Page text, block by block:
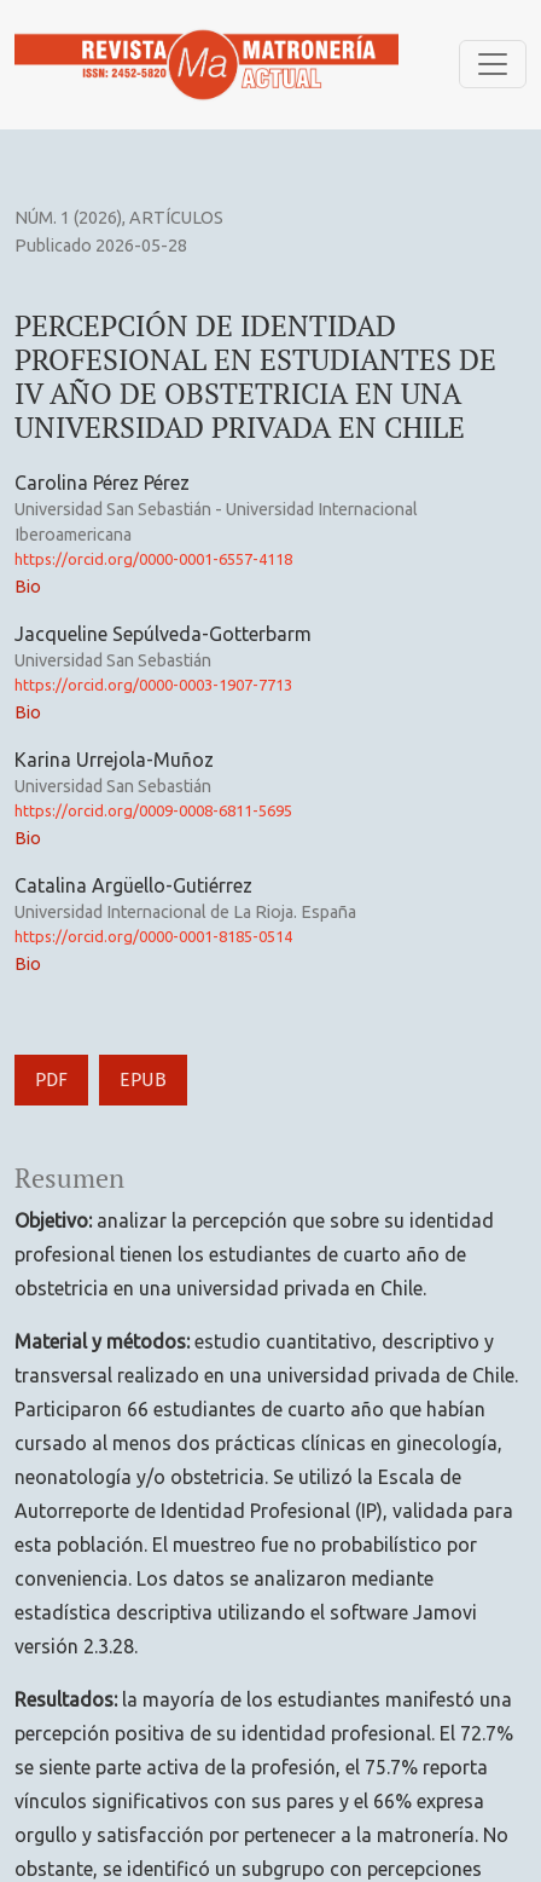
NÚM. 1 (2026), ARTÍCULOS
PERCEPCIÓN DE IDENTIDAD
PROFESIONAL EN ESTUDIANTES DE
IV AÑO DE OBSTETRICIA EN UNA
UNIVERSIDAD PRIVADA EN CHILE
Publicado 2026-05-28
Carolina Pérez Pérez
Universidad San Sebastián - Universidad Internacional
Iberoamericana
https://orcid.org/0000-0001-6557-4118
Bio
Jacqueline Sepúlveda-Gotterbarm
Universidad San Sebastián
https://orcid.org/0000-0003-1907-7713
Bio
Karina Urrejola-Muñoz
Universidad San Sebastián
https://orcid.org/0009-0008-6811-5695
Bio
Catalina Argüello-Gutiérrez
Universidad Internacional de La Rioja. España
https://orcid.org/0000-0001-8185-0514
Bio
PDF EPUB
Resumen
Objetivo:analizar la percepción que sobre su identidad
profesional tienen los estudiantes de cuarto año de
obstetricia en una universidad privada en Chile.
Material y métodos:estudio cuantitativo, descriptivo y
transversal realizado en una universidad privada de Chile.
Participaron 66 estudiantes de cuarto año que habían
cursado al menos dos prácticas clínicas en ginecología,
neonatología y/o obstetricia. Se utilizó la Escala de
Autorreporte de Identidad Profesional (IP), validada para
esta población. El muestreo fue no probabilístico por
conveniencia. Los datos se analizaron mediante
estadística descriptiva utilizando el software Jamovi
versión 2.3.28.
Resultados:la mayoría de los estudiantes manifestó una
percepción positiva de su identidad profesional. El 72.7%
se siente parte activa de la profesión, el 75.7% reporta
vínculos significativos con sus pares y el 66% expresa
orgullo y satisfacción por pertenecer a la matronería. No
obstante, se identificó un subgrupo con percepciones